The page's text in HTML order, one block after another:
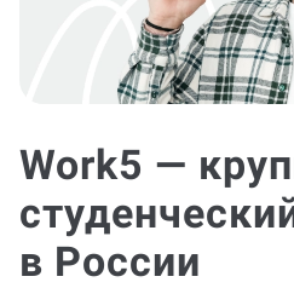
Work5 —
в России